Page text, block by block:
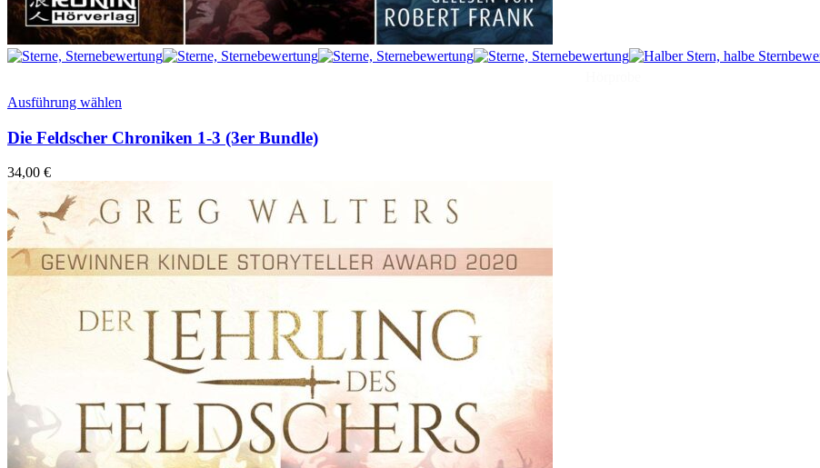
Ausführung wählen
Die Feldscher Chroniken 1-3 (3er Bundle)
34,00 €